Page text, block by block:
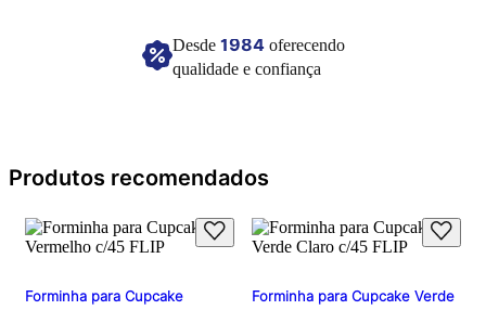
Desde 1984oferecendo
qualidade e confiança
Produtos recomendados
Forminha para Cupcake
Forminha para Cupcake Verde